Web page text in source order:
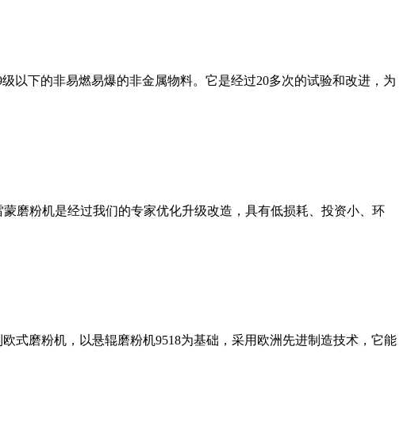
以下的非易燃易爆的非金属物料。它是经过20多次的试验和改进，为
磨粉机是经过我们的专家优化升级改造，具有低损耗、投资小、环
磨粉机，以悬辊磨粉机9518为基础，采用欧洲先进制造技术，它能